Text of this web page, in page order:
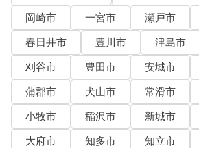
岡崎市
一宮市 瀬戸市
春日井市
豊川市 津島市
刈谷市
豊田市 安城市
蒲郡市
犬山市 常滑市
小牧市
稲沢市 新城市
大府市
知多市 知立市